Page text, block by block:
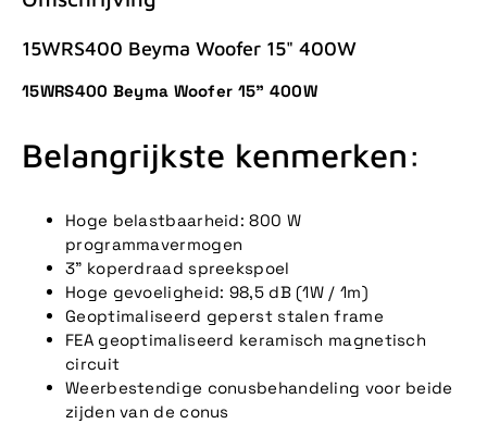
15WRS400 Beyma Woofer 15" 400W
15WRS400 Beyma Woofer 15" 400W
Belangrijkste kenmerken:
Hoge belastbaarheid: 800 W
programmavermogen
3” koperdraad spreekspoel
Hoge gevoeligheid: 98,5 dB (1W / 1m)
Geoptimaliseerd geperst stalen frame
FEA geoptimaliseerd keramisch magnetisch
circuit
Weerbestendige conusbehandeling voor beide
zijden van de conus